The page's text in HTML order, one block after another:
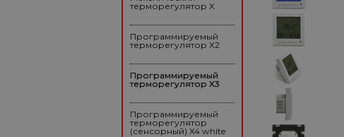
терморегулятор X
Программируемый
терморегулятор X2
Программируемый
терморегулятор X3
Программируемый
терморегулятор
(сенсорный) X4 white